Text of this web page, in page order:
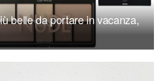
belle da portare in vacanza,